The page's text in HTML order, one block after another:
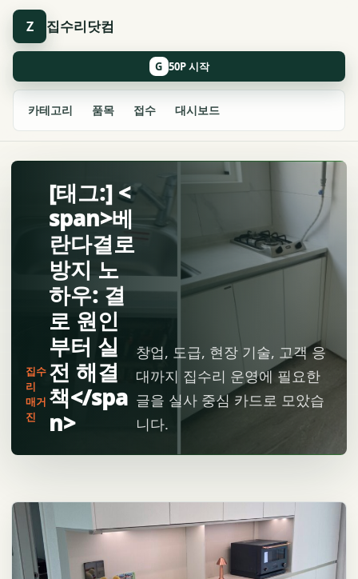
Z 집수리닷컴
카테고리 품목 접수 대시보드
G
집수
리
매거
진
[태그:] <
span>베
란다결로
방지 노
하우: 결
로 원인
부터 실
전 해결
책</spa
n>
창업, 도급, 현장 기술, 고객 응
대까지 집수리 운영에 필요한
글을 실사 중심 카드로 모았습
니다.